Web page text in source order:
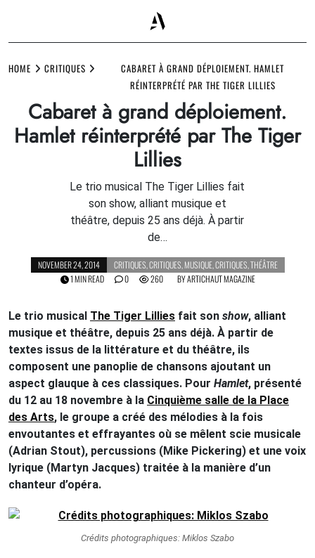
toHOME CRITIQUES
CABARET À GRAND DÉPLOIEMENT. HAMLET
RÉINTERPRÉTÉ PAR THE TIGER LILLIES
Cabaret à grand déploiement.
Hamlet réinterprété par The Tiger
Lillies
Le trio musical The Tiger Lillies fait
son show, alliant musique et
théâtre, depuis 25 ans déjà. À partir
de…
NOVEMBER 24, 2014 CRITIQUES CRITIQUES MUSIQUE, CRITIQUES THÉÂTRE
BYARTICHAUT MAGAZINE
1 MIN READ 0 260
Le trio musical The Tiger Lillies fait son show, alliant
musique et théâtre, depuis 25 ans déjà. À partir de
textes issus de la littérature et du théâtre, ils
composent une panoplie de chansons ajoutant un
aspect glauque à ces classiques. Pour Hamlet, présenté
du 12 au 18 novembre à la Cinquième salle de la Place
des Arts, le groupe a créé des mélodies à la fois
envoutantes et effrayantes où se mêlent scie musicale
(Adrian Stout), percussions (Mike Pickering) et une voix
lyrique (Martyn Jacques) traitée à la manière d’un
chanteur d’opéra.
Crédits photographiques: Miklos Szabo